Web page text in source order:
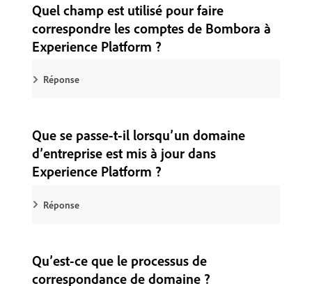
Quel champ est utilisé pour faire
correspondre les comptes de Bombora à
Experience Platform ?
Réponse
Que se passe-t-il lorsqu’un domaine
d’entreprise est mis à jour dans
Experience Platform ?
Réponse
Qu’est-ce que le processus de
correspondance de domaine ?